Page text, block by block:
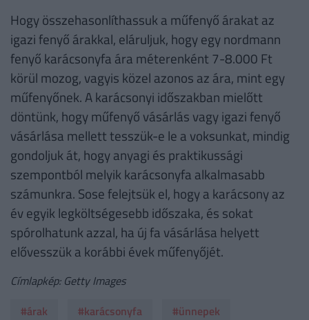
Hogy összehasonlíthassuk a műfenyő árakat az
igazi fenyő árakkal, eláruljuk, hogy egy nordmann
fenyő karácsonyfa ára méterenként 7-8.000 Ft
körül mozog, vagyis közel azonos az ára, mint egy
műfenyőnek. A karácsonyi időszakban mielőtt
döntünk, hogy műfenyő vásárlás vagy igazi fenyő
vásárlása mellett tesszük-e le a voksunkat, mindig
gondoljuk át, hogy anyagi és praktikussági
szempontból melyik karácsonyfa alkalmasabb
számunkra. Sose felejtsük el, hogy a karácsony az
év egyik legköltségesebb időszaka, és sokat
spórolhatunk azzal, ha új fa vásárlása helyett
elővesszük a korábbi évek műfenyőjét.
Címlapkép: Getty Images
#árak
#karácsonyfa
#ünnepek